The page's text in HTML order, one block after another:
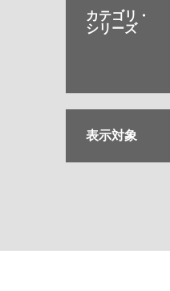
カテゴリ・
シリーズ
表示対象